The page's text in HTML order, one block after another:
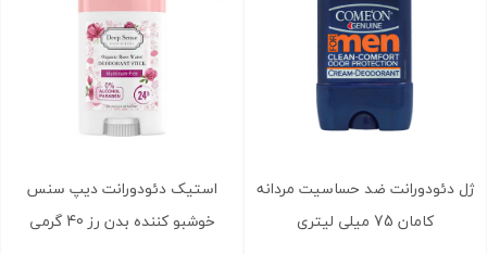
ژل دئودورانت ضد حساسیت مردانه
کامان 75 میلی لیتری
استيک دئودورانت ديپ سنس
خوشبو کننده بدن رز 40 گرمی